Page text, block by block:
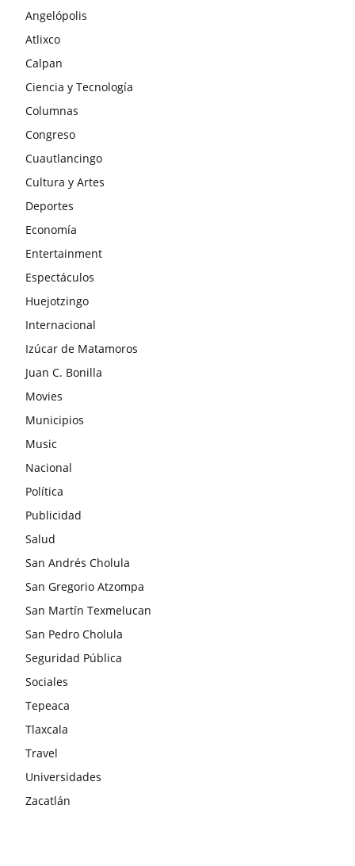
Angelópolis
Atlixco
Calpan
Ciencia y Tecnología
Columnas
Congreso
Cuautlancingo
Cultura y Artes
Deportes
Economía
Entertainment
Espectáculos
Huejotzingo
Internacional
Izúcar de Matamoros
Juan C. Bonilla
Movies
Municipios
Music
Nacional
Política
Publicidad
Salud
San Andrés Cholula
San Gregorio Atzompa
San Martín Texmelucan
San Pedro Cholula
Seguridad Pública
Sociales
Tepeaca
Tlaxcala
Travel
Universidades
Zacatlán